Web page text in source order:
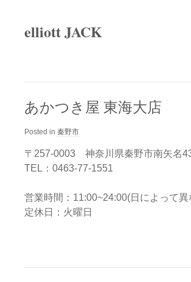
elliott JACK
あかつき屋 東海大店
Posted in 秦野市
〒257-0003 神奈川県秦野市南矢名
TEL：0463-77-1551
営業時間：11:00~24:00(日によって
定休日：火曜日